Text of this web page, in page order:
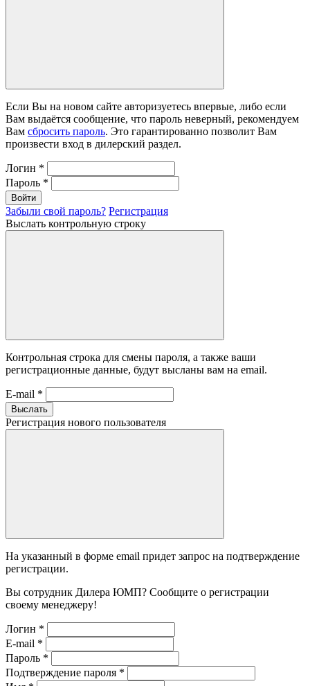
Если Вы на новом сайте авторизуетесь впервые, либо если
Вам выдаётся сообщение, что пароль неверный, рекомендуем
Вам сбросить пароль. Это гарантированно позволит Вам
произвести вход в дилерский раздел.
Логин *
Пароль *
Войти
Забыли свой пароль? Регистрация
Выслать контрольную строку
Контрольная строка для смены пароля, а также ваши
регистрационные данные, будут высланы вам на email.
E-mail *
Выслать
Регистрация нового пользователя
На указанный в форме email придет запрос на подтверждение
регистрации.
Вы сотрудник Дилера ЮМП? Сообщите о регистрации
своему менеджеру!
Логин *
E-mail *
Пароль *
Подтверждение пароля *